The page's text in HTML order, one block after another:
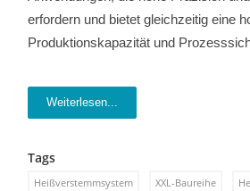
erfordern und bietet gleichzeitig eine
Produktionskapazität und
Weiterlesen...
Tags
Heißverstemmsystem XXL-Baureihe